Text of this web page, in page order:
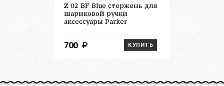
Z 02 BF Blue стержень для
шариковой ручки
аксессуары Parker
КУПИТЬ
700
Z 02 BM